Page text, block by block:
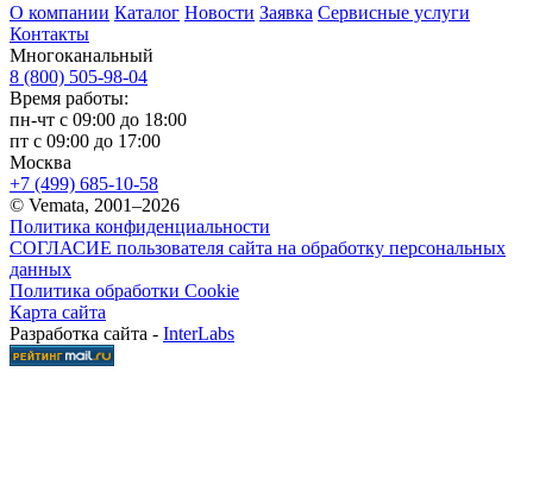
О компании Каталог Новости Заявка Сервисные услуги
Контакты
Многоканальный
8 (800) 505-98-04
Время работы:
пн-чт с 09:00 до 18:00
пт с 09:00 до 17:00
Москва
+7 (499) 685-10-58
© Vemata, 2001–2026
Политика конфиденциальности
СОГЛАСИЕ пользователя сайта на обработку персональных
данных
Политика обработки Cookie
Карта сайта
Разработка сайта - InterLabs